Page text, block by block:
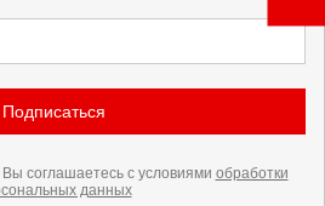
Подписаться
соглашаетесь с условиями обработки
данных